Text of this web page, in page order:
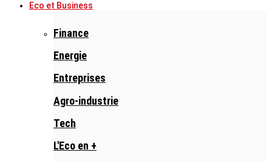
Eco et Business
Finance
Energie
Entreprises
Agro-industrie
Tech
L'Eco en +